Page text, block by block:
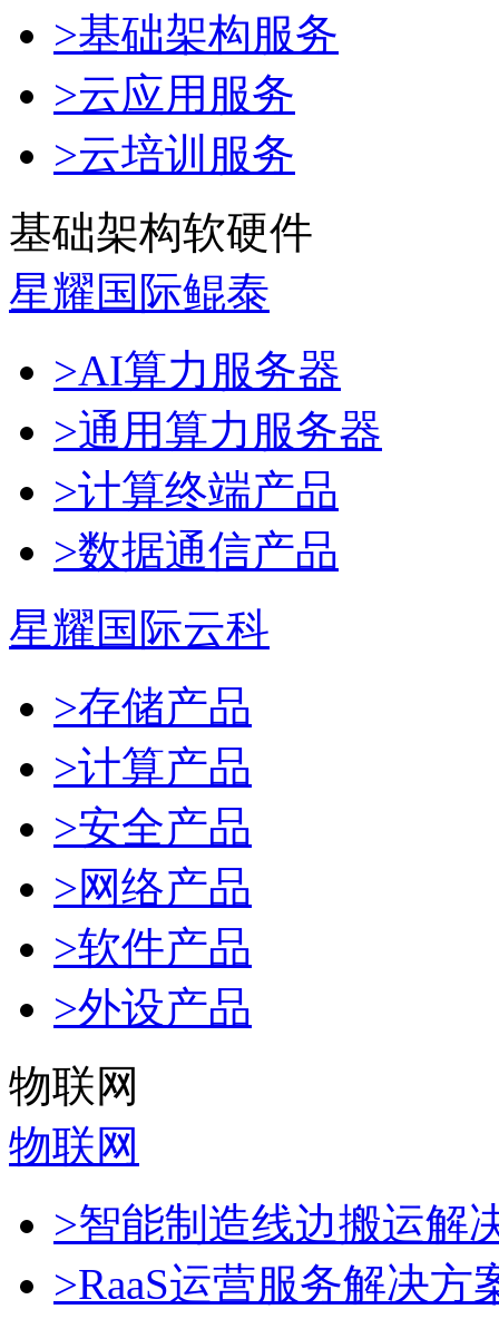
>基础架构服务
>云应用服务
>云培训服务
基础架构软硬件
星耀国际鲲泰
>AI算力服务器
>通用算力服务器
>计算终端产品
>数据通信产品
星耀国际云科
>存储产品
>计算产品
>安全产品
>网络产品
>软件产品
>外设产品
物联网
物联网
>智能制造线边搬运解
>RaaS运营服务解决方